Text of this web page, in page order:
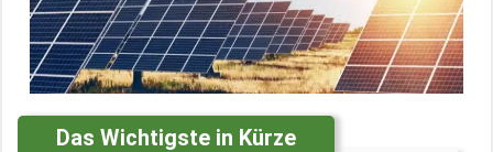
Das Wichtigste in Kürze